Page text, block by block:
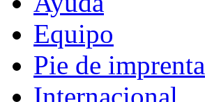
Equipo
Pie de imprenta